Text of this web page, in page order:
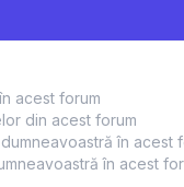
acest forum
din acest forum
în acest
în acest